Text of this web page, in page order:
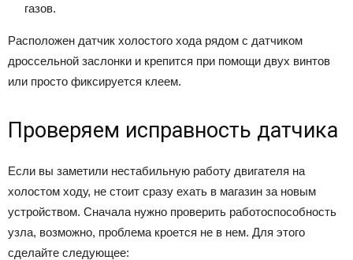
газов.
Расположен датчик холостого хода рядом с датчиком
дроссельной заслонки и крепится при помощи двух винтов
или просто фиксируется клеем.
Проверяем исправность датчика
Если вы заметили нестабильную работу двигателя на
холостом ходу, не стоит сразу ехать в магазин за новым
устройством. Сначала нужно проверить работоспособность
узла, возможно, проблема кроется не в нем. Для этого
сделайте следующее: